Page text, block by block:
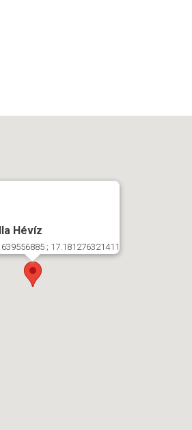
Hévíz
; 17.181276321411